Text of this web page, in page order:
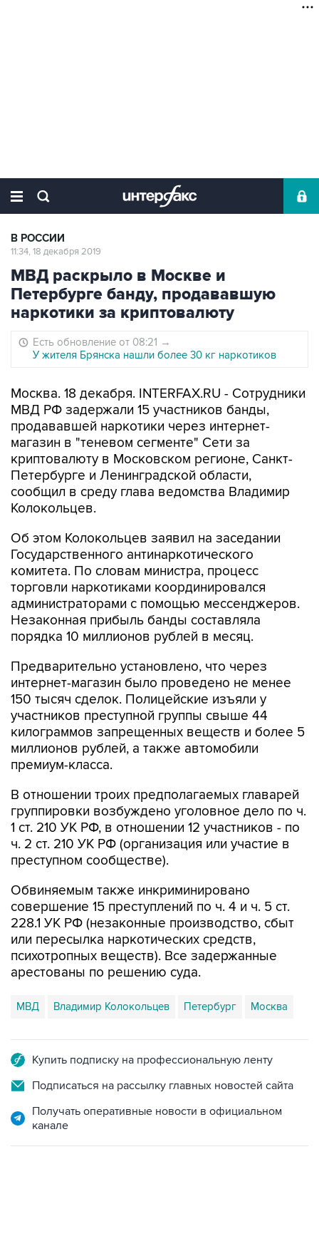
В РОССИИ
11:34, 18 декабря 2019
МВД раскрыло в Москве и
Петербурге банду, продававшую
наркотики за криптовалюту
Есть обновление от 08:21 →
У жителя Брянска нашли более 30 кг наркотиков
Москва. 18 декабря. INTERFAX.RU - Сотрудники
МВД РФ задержали 15 участников банды,
продававшей наркотики через интернет-
магазин в "теневом сегменте" Сети за
криптовалюту в Московском регионе, Санкт-
Петербурге и Ленинградской области,
сообщил в среду глава ведомства Владимир
Колокольцев.
Об этом Колокольцев заявил на заседании
Государственного антинаркотического
комитета. По словам министра, процесс
торговли наркотиками координировался
администраторами с помощью мессенджеров.
Незаконная прибыль банды составляла
порядка 10 миллионов рублей в месяц.
Предварительно установлено, что через
интернет-магазин было проведено не менее
150 тысяч сделок. Полицейские изъяли у
участников преступной группы свыше 44
килограммов запрещенных веществ и более 5
миллионов рублей, а также автомобили
премиум-класса.
В отношении троих предполагаемых главарей
группировки возбуждено уголовное дело по ч.
1 ст. 210 УК РФ, в отношении 12 участников - по
ч. 2 ст. 210 УК РФ (организация или участие в
преступном сообществе).
Обвиняемым также инкриминировано
совершение 15 преступлений по ч. 4 и ч. 5 ст.
228.1 УК РФ (незаконные производство, сбыт
или пересылка наркотических средств,
психотропных веществ). Все задержанные
арестованы по решению суда.
МВД Владимир Колокольцев Петербург Москва
Купить подписку на профессиональную ленту
Подписаться на рассылку главных новостей сайта
Получать оперативные новости в официальном
канале